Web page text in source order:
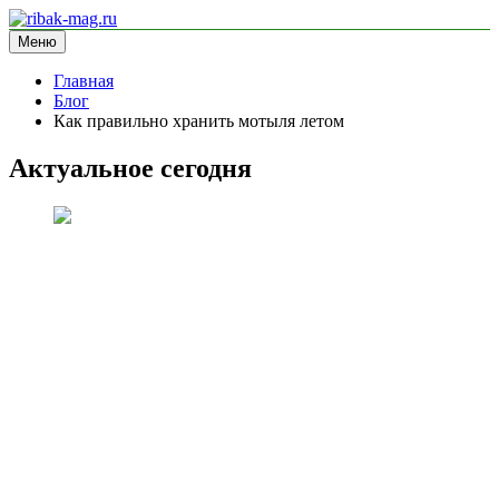
Перейти
к
содержимому
ribak-mag.ru
блог про рыбалку
Меню
Главная
Блог
Как правильно хранить мотыля летом
Актуальное сегодня